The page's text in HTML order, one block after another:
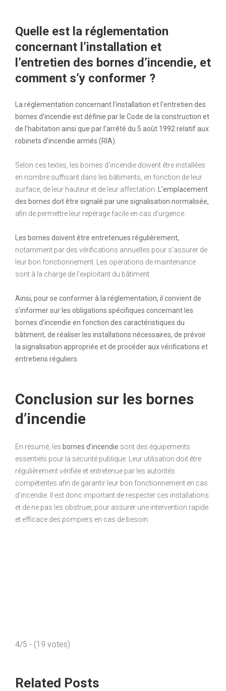
Quelle est la réglementation
concernant l’installation et
l’entretien des bornes d’incendie, et
comment s’y conformer ?
La réglementation concernant l’installation et l’entretien des
bornes d’incendie est définie par le Code de la construction et
de l’habitation ainsi que par l’arrêté du 5 août 1992 relatif aux
robinets d’incendie armés (RIA).
Selon ces textes, les bornes d’incendie doivent être installées
en nombre suffisant dans les bâtiments, en fonction de leur
surface, de leur hauteur et de leur affectation.
L’emplacement
des bornes doit être signalé par une signalisation normalisée,
afin de permettre leur repérage facile en cas d’urgence.
Les bornes doivent être entretenues régulièrement,
notamment par des vérifications annuelles pour s’assurer de
leur bon fonctionnement. Les opérations de maintenance
sont à la charge de l’exploitant du bâtiment.
Ainsi, pour se conformer à la réglementation, il convient de
s’informer sur les obligations spécifiques concernant les
bornes d’incendie en fonction des caractéristiques du
bâtiment, de réaliser les installations nécessaires, de prévoir
la signalisation appropriée et de procéder aux vérifications et
entretiens réguliers.
Conclusion sur les bornes
d’incendie
En résumé, les bornes d’incendie sont des équipements
essentiels pour la sécurité publique. Leur utilisation doit être
régulièrement vérifiée et entretenue par les autorités
compétentes afin de garantir leur bon fonctionnement en cas
d’incendie. Il est donc important de respecter ces installations
et de ne pas les obstruer, pour assurer une intervention rapide
et efficace des pompiers en cas de besoin.
4/5 - (19 votes)
Related Posts